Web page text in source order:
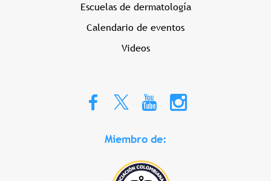
Escuelas de dermatología
Calendario de eventos
Videos
Miembro de: